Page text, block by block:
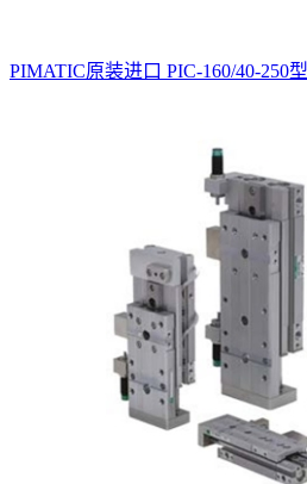
PIMATIC原装进口 PIC-160/40-250